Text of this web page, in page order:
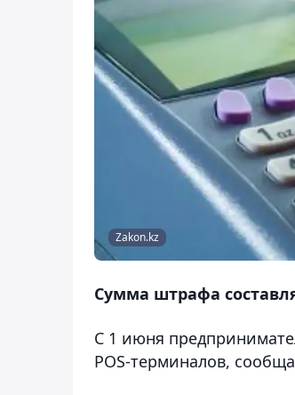
Zakon.kz
Сумма штрафа
С 1 июня
POS-терминалов,